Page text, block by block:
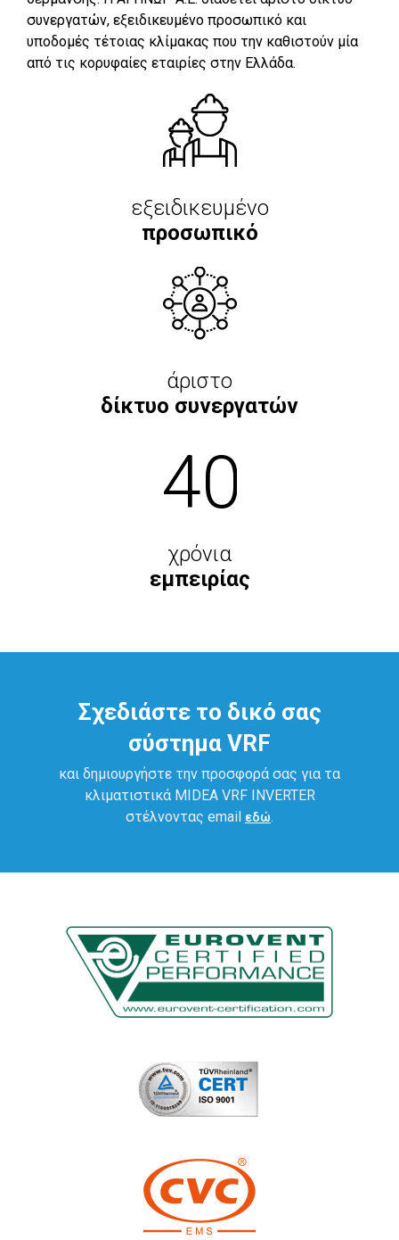
συνεργατών, εξειδικευμένο προσωπικό και
υποδομές τέτοιας κλίμακας που την καθιστούν μία
από τις κορυφαίες εταιρίες στην Ελλάδα.
εξειδικευμένο
προσωπικό
άριστο
δίκτυο συνεργατών
40
χρόνια
εμπειρίας
Σχεδιάστε το δικό σας
σύστημα VRF
και δημιουργήστε την προσφορά σας για τα
κλιματιστικά ΜΙDEA VRF INVERTER
στέλνοντας email εδώ.